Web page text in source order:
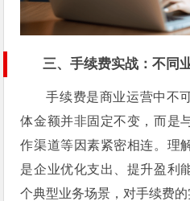
三、手续费实战：不同
手续费是商业运营中不
体金额并非固定不变，而是
作渠道等因素紧密相连。理
是企业优化支出、提升盈利
个典型业务场景，对手续费的